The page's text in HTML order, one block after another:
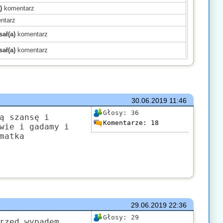
komentarz
komentarz
komentarz
komentarz
komentarz
30.06.201911:46
Głosy: 36
Komentarze: 18
szansę i
i gadamy i
29.06.201922:36
Głosy: 29